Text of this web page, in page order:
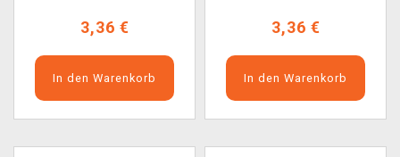
3,36 €
In den Warenkorb
3,36 €
In den Warenkorb